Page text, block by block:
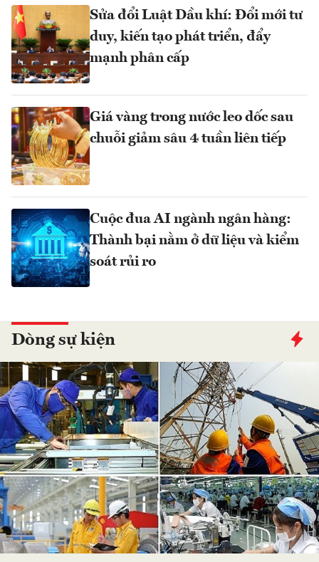
Sửa đổi Luật Dầu khí: Đổi mới tư
duy, kiến tạo phát triển, đẩy
mạnh phân cấp
Giá vàng trong nước leo dốc sau
chuỗi giảm sâu 4 tuần liên tiếp
Cuộc đua AI ngành ngân hàng:
Thành bại nằm ở dữ liệu và kiểm
soát rủi ro
Dòng sự kiện